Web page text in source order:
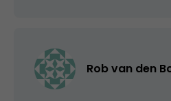
Rob van den